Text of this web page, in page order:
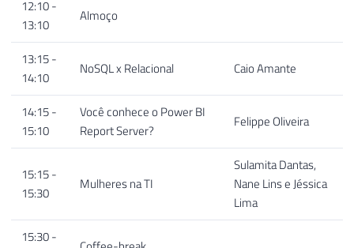
12:10 -
13:10
Almoço
13:15 -
14:10
NoSQL x Relacional Caio Amante
14:15 -
15:10
Você conhece o Power BI
Report Server?
Felippe Oliveira
15:15 -
15:30
Mulheres na TI
Sulamita Dantas,
Nane Lins e Jéssica
Lima
15:30 -